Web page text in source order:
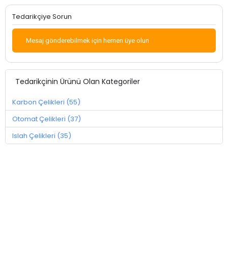
Tedarikçiye Sorun
Mesaj gönderebilmek için hemen üye olun
Tedarikçinin Ürünü Olan Kategoriler
Karbon Çelikleri (55)
Otomat Çelikleri (37)
Islah Çelikleri (35)